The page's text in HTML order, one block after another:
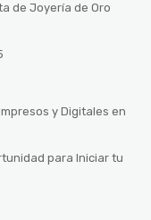
de Joyería de Oro
y Digitales en
para Iniciar tu